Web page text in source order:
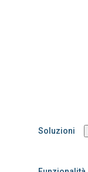
Soluzioni